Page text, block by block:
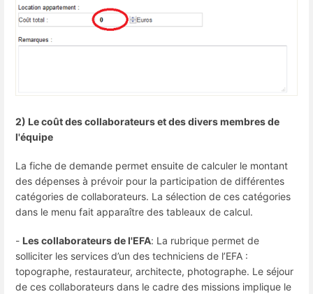
2) Le coût des collaborateurs et des divers membres de
l'équipe
La fiche de demande permet ensuite de calculer le montant
des dépenses à prévoir pour la participation de différentes
catégories de collaborateurs. La sélection de ces catégories
dans le menu fait apparaître des tableaux de calcul.
- Les collaborateurs de l'EFA: La rubrique permet de
solliciter les services d’un des techniciens de l’EFA :
topographe, restaurateur, architecte, photographe. Le séjour
de ces collaborateurs dans le cadre des missions implique le